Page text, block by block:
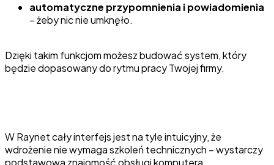
automatyczne przypomnienia i powiadomienia
– żeby nic nie umknęło.
Dzięki takim funkcjom możesz budować system, który
będzie dopasowany do rytmu pracy Twojej firmy.
W Raynet cały interfejs jest na tyle intuicyjny, że
wdrożenie nie wymaga szkoleń technicznych – wystarczy
podstawowa znajomość obsługi komputera